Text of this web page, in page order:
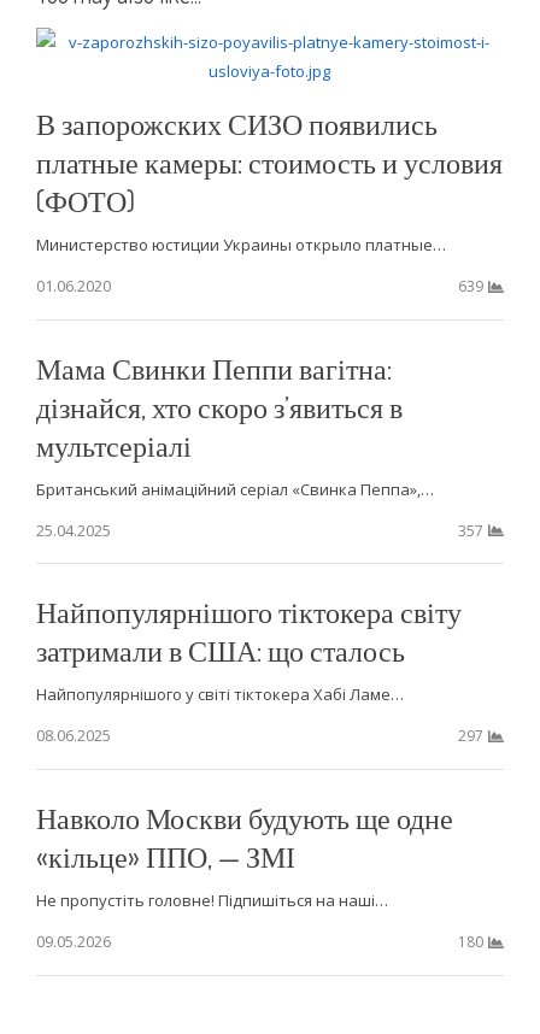
В запорожских СИЗО появились
платные камеры: стоимость и условия
(ФОТО)
Министерство юстиции Украины открыло платные…
01.06.2020
639
Мама Свинки Пеппи вагітна:
дізнайся, хто скоро з’явиться в
мультсеріалі
Британський анімаційний серіал «Свинка Пеппа»,…
25.04.2025
357
Найпопулярнішого тіктокера світу
затримали в США: що сталось
Найпопулярнішого у світі тіктокера Хабі Ламе…
08.06.2025
297
Навколо Москви будують ще одне
«кільце» ППО, — ЗМІ
Не пропустіть головне! Підпишіться на наші…
09.05.2026
180